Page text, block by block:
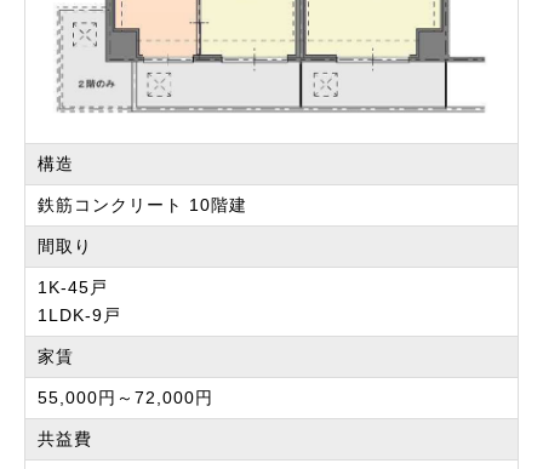
構造
鉄筋コンクリート 10階建
間取り
1K-45戸
1LDK-9戸
家賃
55,000円～72,000円
共益費